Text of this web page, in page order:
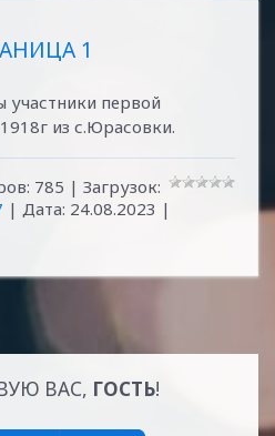
1
участники первой
из с.Юрасовки.
785 | Загрузок:
| Дата: 24.08.2023 |
ВАС, ГОСТЬ!